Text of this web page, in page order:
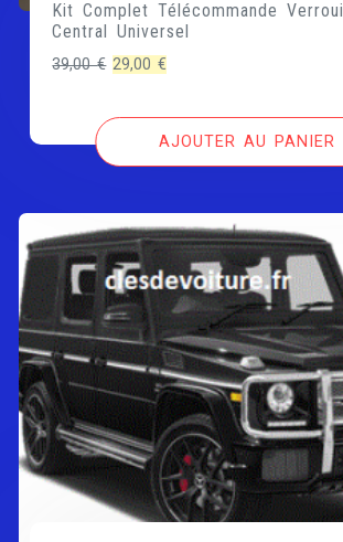
Kit Complet Télécommande
Central Universel
39,00€ Le
initial
29,00€
actuel
est :
AJOUTER AU PANIER